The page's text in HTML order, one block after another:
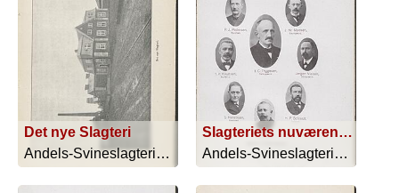
Det nye Slagteri
Andels-Svineslagteriet i Kolding - 1913
Slagteriets nuværende bestyrelse
Andels-Svineslagteriet i Kolding - 1913